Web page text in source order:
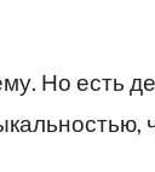
Но есть